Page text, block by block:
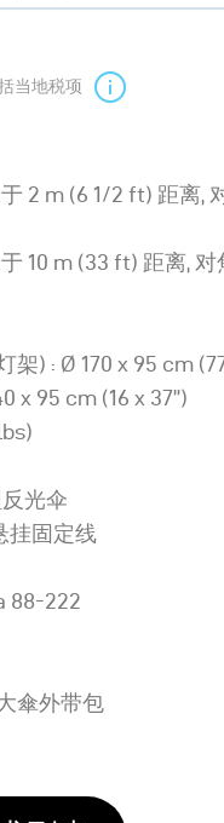
当地税项
2 m (6 1/2 ft) 距离,
10 m (33 ft) 距离, 对
架) : Ø 170 x 95 cm
x 95 cm (16 x 37”)
反光伞
挂固定线
88-222
傘外带包